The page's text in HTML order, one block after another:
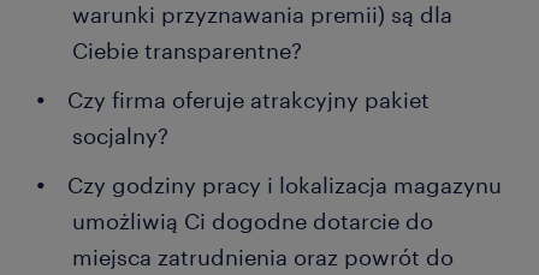
warunki przyznawania premii) są dla
Ciebie transparentne?
Czy firma oferuje atrakcyjny pakiet
socjalny?
Czy godziny pracy i lokalizacja magazynu
umożliwią Ci dogodne dotarcie do
miejsca zatrudnienia oraz powrót do